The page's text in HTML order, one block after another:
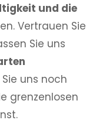
und die
Vertrauen Sie
Sie uns
uns noch
grenzenlosen